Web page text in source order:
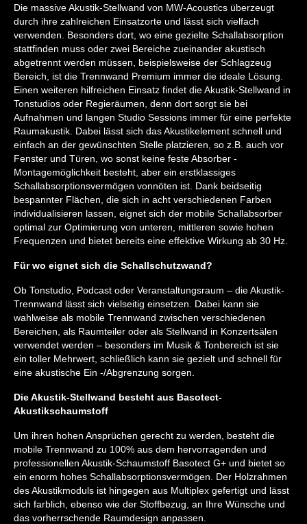
Die massive Akustik-Stellwand von MW-Acoustics überzeugt
durch ihre zahlreichen Einsatzorte und lässt sich vielfach
verwenden. Besonders dort, wo eine gezielte Schallabsorption
stattfinden muss oder zwei Bereiche zueinander akustisch
abgetrennt werden müssen, beispielsweise der Schlagzeug
Bereich, ist die Trennwand Premium immer die ideale Lösung.
Einen weiteren hilfreichen Einsatz findet die Akustik-Stellwand in
Tonstudios oder Regieräumen, denn dort sorgt sie bei
Aufnahmen und langen Studio Sessions immer für eine perfekte
Raumakustik. Dabei lässt sich das Akustikelement schnell und
einfach an der gewünschten Stelle platzieren, so z.B. auch vor
Fenster und Türen, wo sonst keine feste Absorber -
Montagemöglichkeit besteht, aber ein erstklassiges
Schallabsorptionsvermögen vonnöten ist. Dank beidseitig
bespannter Flächen, die sich in acht verschiedenen Farben
individualisieren lassen, eignet sich der mobile Schallabsorber
optimal zur Optimierung von unteren, mittleren sowie hohen
Frequenzen und bietet bereits eine effektive Wirkung ab 30 Hz.
Für wo eignet sich die Schallschutzwand?
Ob Tonstudio, Podcast oder Veranstaltungsraum – die Akustik-
Trennwand lässt sich vielseitig einsetzen. Dabei kann sie
wahlweise als mobile Trennwand zwischen verschiedenen
Bereichen, als Raumteiler oder als Stellwand in Konzertsälen
verwendet werden – besonders im Musik & Tonbereich ist sie
ein toller Mehrwert, schließlich kann sie gezielt und schnell für
eine akustische Ein -/Abgrenzung sorgen.
Die Akustik-Stellwand besteht aus Basotect-
Akustikschaumstoff
Um ihren hohen Ansprüchen gerecht zu werden, besteht die
mobile Trennwand zu 100% aus dem hervorragenden und
professionellen Akustik-Schaumstoff Basotect G+ und bietet so
ein enorm hohes Schallabsorptionsvermögen. Der Holzrahmen
des Akustikmoduls ist hingegen aus Multiplex gefertigt und lässt
sich farblich, ebenso wie der Stoffbezug, an Ihre Wünsche und
das vorherrschende Raumdesign anpassen.